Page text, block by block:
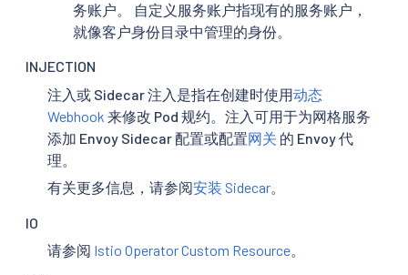
务账户。 自定义服务账户指现有的服务账户，
就像客户身份目录中管理的身份。
INJECTION
注入或 Sidecar 注入是指在创建时使用动态
Webhook 来修改 Pod 规约。注入可用于为网格服务
添加 Envoy Sidecar 配置或配置网关 的 Envoy 代
理。
有关更多信息，请参阅安装 Sidecar。
IO
请参阅 Istio Operator Custom Resource。